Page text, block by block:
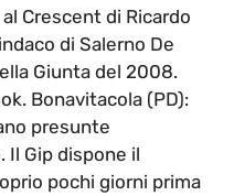
Crescent di Ricardo
di Salerno De
Giunta del 2008.
Bonavitacola (PD):
presunte
Gip dispone il
pochi giorni prima